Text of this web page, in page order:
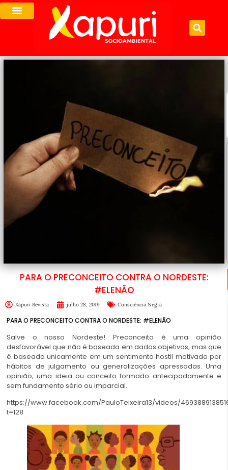
PARA O PRECONCEITO CONTRA O NORDESTE:
#ELENÃO
Xapuri Revista julho 28, 2019 Consciência Negra
PARA O PRECONCEITO CONTRA O NORDESTE: #ELENÃO
Salve o nosso Nordeste! Preconceito é uma opinião
desfavorável que não é baseada em dados objetivos, mas que
é baseada unicamente em um sentimento hostil motivado por
hábitos de julgamento ou generalizações apressadas. Uma
opinião, uma ideia ou conceito formado antecipadamente e
sem fundamento sério ou imparcial.
https://www.facebook.com/PauloTeixeira13/videos/
t=128